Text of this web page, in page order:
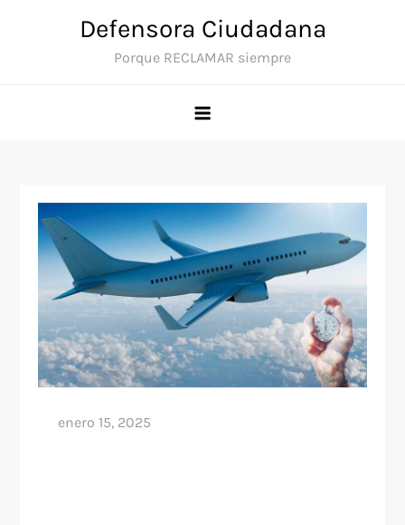
Defensora Ciudadana
Porque RECLAMAR siempre